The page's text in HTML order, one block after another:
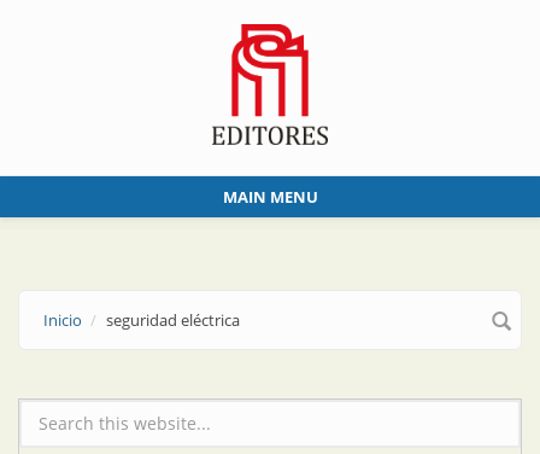
MAIN MENU
Inicio seguridad eléctrica
Formulario de búsqueda